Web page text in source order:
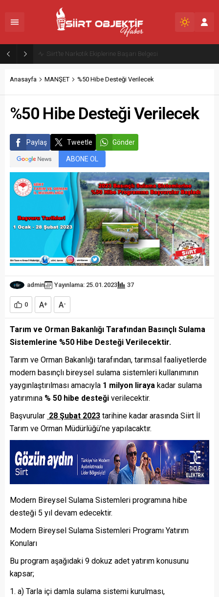
Siirt Valiliği’nden Şiddetli Rüzgar ve Toz Taşınımı Uyarısı
Anasayfa MANŞET %50 Hibe Desteği Verilecek
%50 Hibe Desteği Verilecek
Paylaş Tweetle Gönder
ABONE OL
admin Yayınlama: 25.01.2023 37
0 A+ A-
Tarım ve Orman Bakanlığı Tarafından Basınçlı Sulama
Sistemlerine %50 Hibe Desteği Verilecektir.
Tarım ve Orman Bakanlığı tarafından, tarımsal faaliyetlerde
modern basınçlı bireysel sulama sistemleri kullanımının
yaygınlaştırılması amacıyla 1 milyon liraya kadar sulama
yatırımına % 50 hibe desteği verilecektir.
Başvurular 28 Şubat 2023 tarihine kadar arasında Siirt İl
Tarım ve Orman Müdürlüğü’ne yapılacaktır.
Modern Bireysel Sulama Sistemleri programına hibe
desteği 5 yıl devam edecektir.
Modern Bireysel Sulama Sistemleri Programı Yatırım
Konuları
Bu program aşağıdaki 9 dokuz adet yatırım konusunu
kapsar;
a) Tarla içi damla sulama sistemi kurulması,